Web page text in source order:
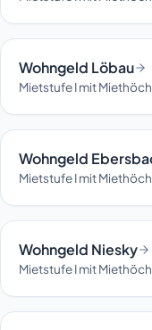
Wohngeld Löbau
Mietstufe I mit
Wohngeld
Mietstufe I mit
Wohngeld Niesky
Mietstufe I mit